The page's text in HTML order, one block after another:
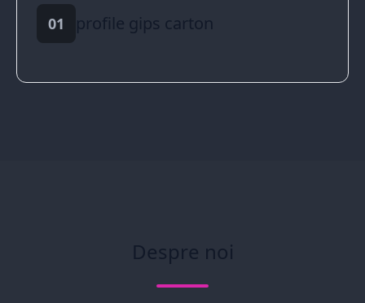
01 profile gips carton
Despre noi